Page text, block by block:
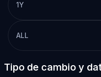
1Y
ALL
Tipo de cambio y